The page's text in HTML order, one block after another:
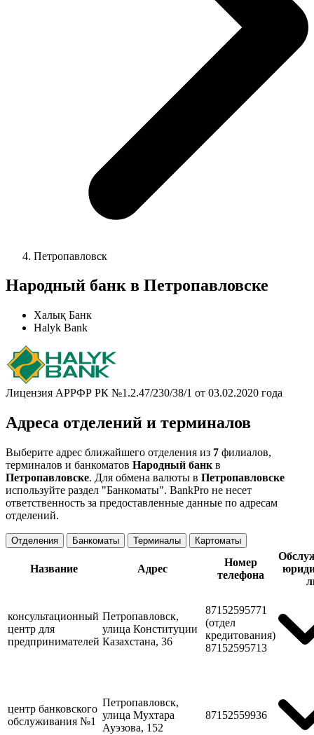
Петропавловск
Народный банк в Петропавловске
Халық Банк
Halyk Bank
Лицензия АРРФР РК №1.2.47/230/38/1 от 03.02.2020 года
Адреса отделений и терминалов
Выберите адрес ближайшего отделения из 7 филиалов,
терминалов и банкоматов Народный банк в
Петропавловске. Для обмена валюты в Петропавловске
используйте раздел "Банкоматы". BankPro не несет
ответственность за предоставленные данные по адресам
отделений.
Отделения Банкоматы Терминалы Картоматы
Название Адрес
Номер
телефона
консультационный
центр для
предпринимателей
Петропавловск,
улица Конституции
Казахстана, 36
87152595771
(отдел
кредитования)
87152595713
центр банковского
обслуживания №1
Петропавловск,
улица Мухтара
Ауэзова, 152
87152559936